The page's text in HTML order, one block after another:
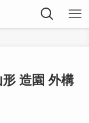
造園 外構